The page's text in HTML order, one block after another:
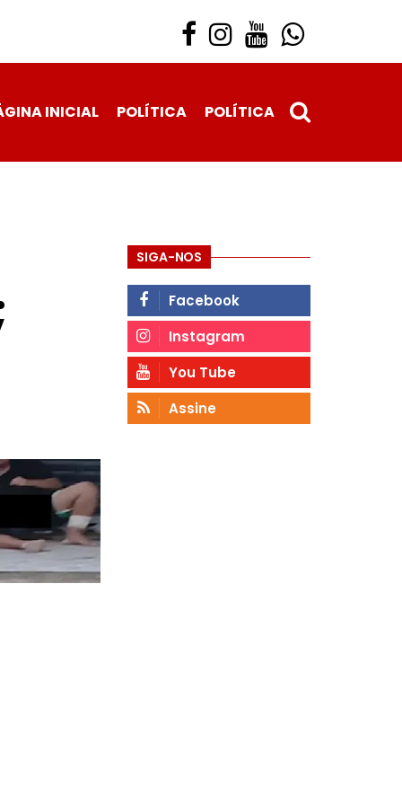
INICIAL POLÍTICA POLÍTICA
SIGA-NOS
Facebook
Instagram
You Tube
Assine